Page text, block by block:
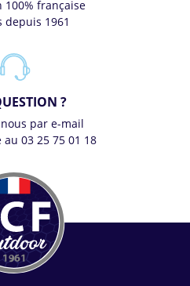
100% française
depuis 1961
?
par e-mail
03 25 75 01 18